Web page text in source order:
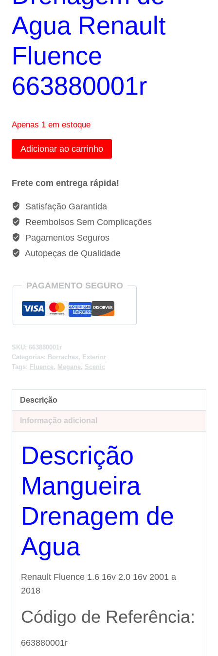
Agua Renault
Fluence
663880001r
Apenas 1 em estoque
Mangueira
Drenagem
Agua
Renault
663880001r
quantidade
Adicionar ao carrinho
Frete com entrega rápida!
Satisfação Garantida
Reembolsos Sem Complicações
Pagamentos Seguros
Autopeças de Qualidade
PAGAMENTO SEGURO
SKU: 663880001r
Categorias: Borrachas, Exterior
Tags: Fluence, Megane, Scenic
Descrição
Informação adicional
Descrição
Mangueira
Drenagem de
Agua
Renault Fluence 1.6 16v 2.0 16v 2001 a
2018
Código de Referência:
663880001r